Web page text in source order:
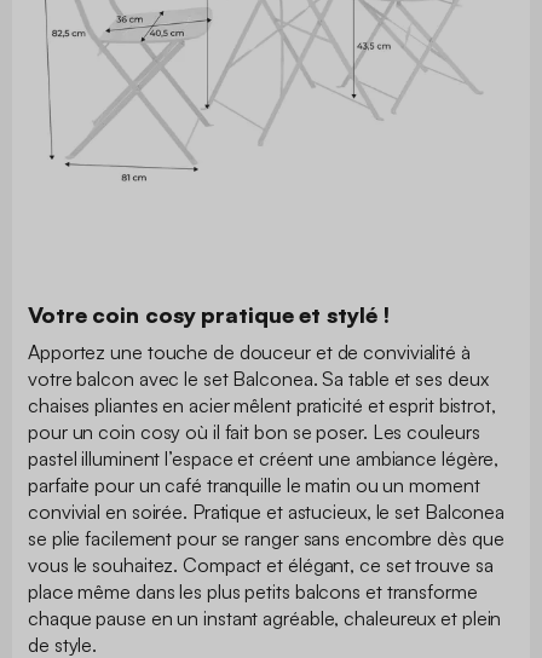
Votre coin cosy pratique et stylé !
Apportez une touche de douceur et de convivialité à
votre balcon avec le set Balconea. Sa table et ses deux
chaises pliantes en acier mêlent praticité et esprit bistrot,
pour un coin cosy où il fait bon se poser. Les couleurs
pastel illuminent l’espace et créent une ambiance légère,
parfaite pour un café tranquille le matin ou un moment
convivial en soirée. Pratique et astucieux, le set Balconea
se plie facilement pour se ranger sans encombre dès que
vous le souhaitez. Compact et élégant, ce set trouve sa
place même dans les plus petits balcons et transforme
chaque pause en un instant agréable, chaleureux et plein
de style.